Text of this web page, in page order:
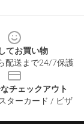
てお買い物
配送まで24/7保護
チェックアウト
ターカード / ビザ